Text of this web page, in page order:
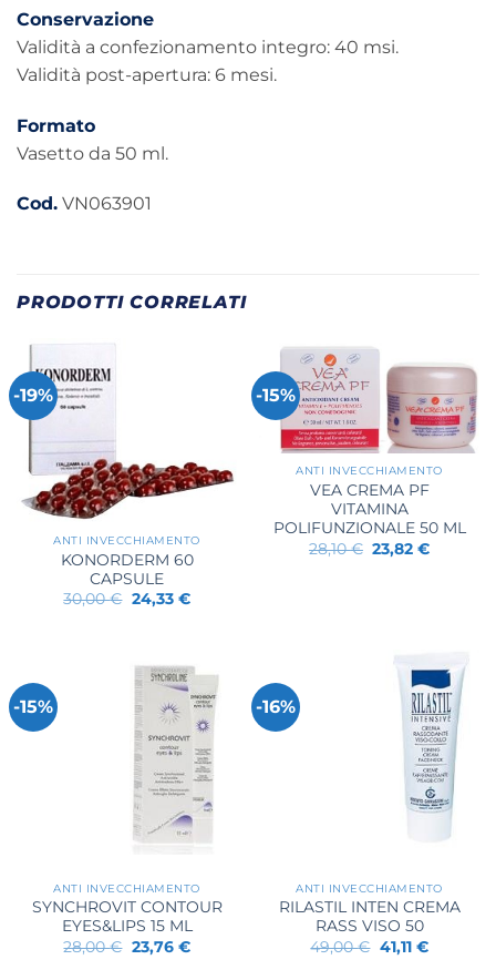
Conservazione
Validità a confezionamento integro: 40 msi.
Validità post-apertura: 6 mesi.
Formato
Vasetto da 50 ml.
Cod. VN063901
PRODOTTI CORRELATI
-19%
ANTI INVECCHIAMENTO
KONORDERM 60
CAPSULE
30,00€ Il
prezzo
24,33 €Il
-15%
ANTI INVECCHIAMENTO
VEA CREMA PF
VITAMINA
POLIFUNZIONALE 50 ML
28,10€ Il
prezzo
23,82€Il
-15%
ANTI INVECCHIAMENTO
SYNCHROVIT CONTOUR
EYES&LIPS 15 ML
28,00€ Il
prezzo
23,76 €Il
-16%
ANTI INVECCHIAMENTO
RILASTIL INTEN CREMA
RASS VISO 50
49,00€ Il
prezzo
41,11 €Il